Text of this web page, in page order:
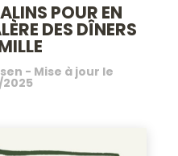
POUR EN
DES DÎNERS
- Mise à jour le